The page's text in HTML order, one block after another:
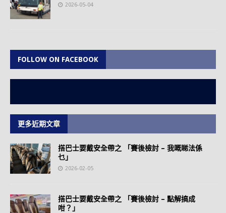
2026-05-04
FOLLOW ON FACEBOOK
更多近期文章
搭巴士要戴安全帶之 「賽後檢討 – 我嘅睇法係
乜」
2026-02-05
搭巴士要戴安全帶之 「賽後檢討 – 點解搞成
咁？」